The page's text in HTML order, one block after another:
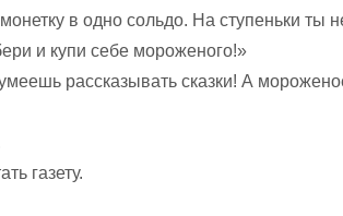
в одно сольдо. На ступеньки ты
и купи себе мороженого!»
рассказывать сказки! А
газету.